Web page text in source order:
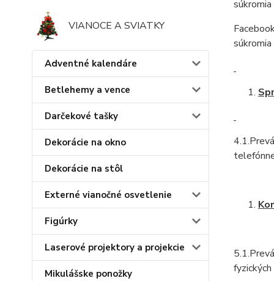
VIANOCE A SVIATKY
Adventné kalendáre
Betlehemy a vence
Darčekové tašky
Dekorácie na okno
Dekorácie na stôl
Externé vianočné osvetlenie
Figúrky
Laserové projektory a projekcie
Mikulášske ponožky